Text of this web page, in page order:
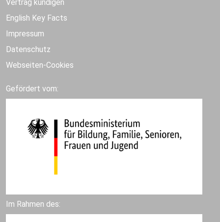
Vertrag kündigen
English Key Facts
Impressum
Datenschutz
Webseiten-Cookies
Gefördert vom:
Im Rahmen des: